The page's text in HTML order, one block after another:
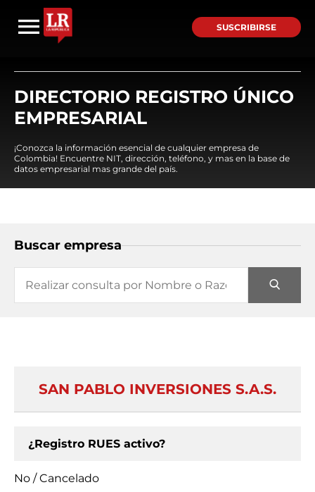
SUSCRIBIRSE
DIRECTORIO REGISTRO ÚNICO
EMPRESARIAL
¡Conozca la información esencial de cualquier empresa de
Colombia! Encuentre NIT, dirección, teléfono, y mas en la base de
datos empresarial mas grande del país.
Buscar empresa
SAN PABLO INVERSIONES S.A.S.
¿Registro RUES activo?
No / Cancelado